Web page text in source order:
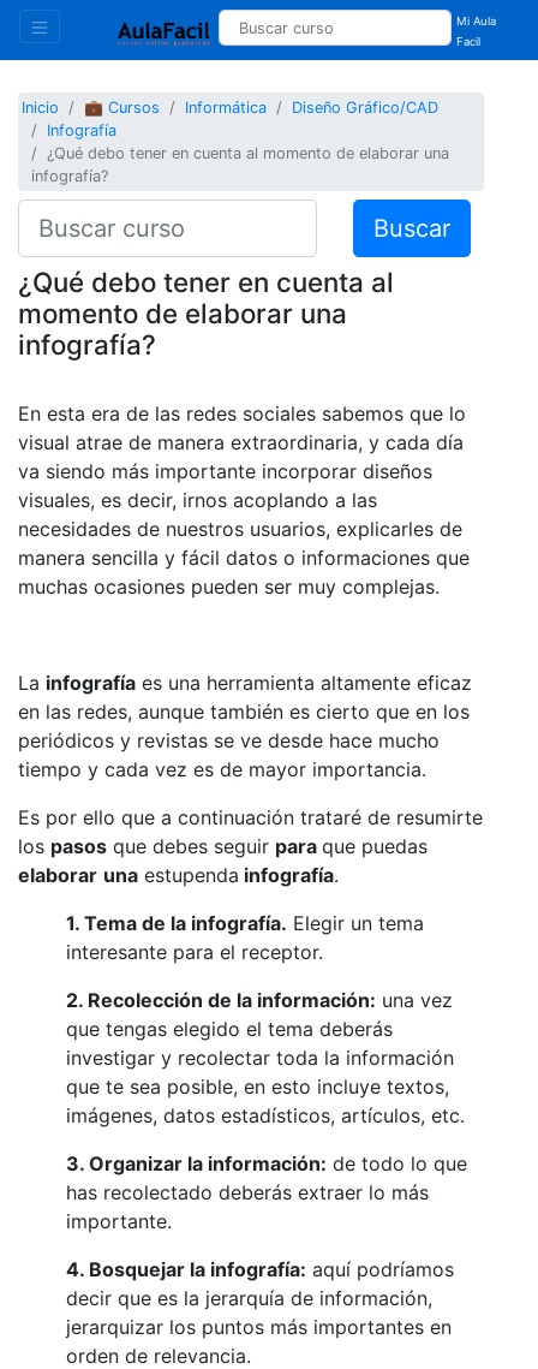
Mi Aula
Facil
Inicio 💼 Cursos Informática
Diseño Gráfico/CAD
Infografía
¿Qué debo tener en cuenta al momento de elaborar una
infografía?
Buscar
¿Qué debo tener en cuenta al
momento de elaborar una
infografía?
En esta era de las redes sociales sabemos que lo
visual atrae de manera extraordinaria, y cada día
va siendo más importante incorporar diseños
visuales, es decir, irnos acoplando a las
necesidades de nuestros usuarios, explicarles de
manera sencilla y fácil datos o informaciones que
muchas ocasiones pueden ser muy complejas.
La infografía es una herramienta altamente eficaz
en las redes, aunque también es cierto que en los
periódicos y revistas se ve desde hace mucho
tiempo y cada vez es de mayor importancia.
Es por ello que a continuación trataré de resumirte
los pasos que debes seguir para que puedas
elaborar una estupenda infografía.
1. Tema de la infografía. Elegir un tema
interesante para el receptor.
2. Recolección de la información: una vez
que tengas elegido el tema deberás
investigar y recolectar toda la información
que te sea posible, en esto incluye textos,
imágenes, datos estadísticos, artículos, etc.
3. Organizar la información: de todo lo que
has recolectado deberás extraer lo más
importante.
4. Bosquejar la infografía: aquí podríamos
decir que es la jerarquía de información,
jerarquizar los puntos más importantes en
orden de relevancia.